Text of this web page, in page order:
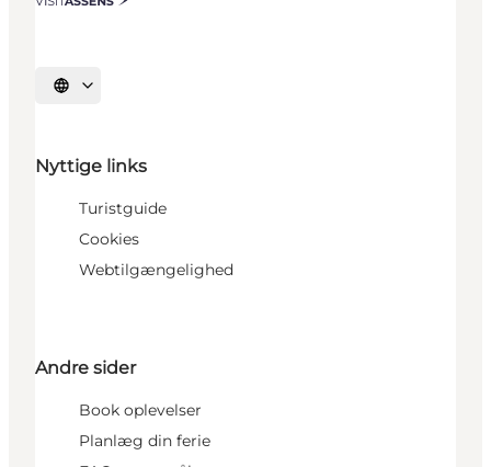
Vælg sprog
Nyttige links
Turistguide
Cookies
Webtilgængelighed
Andre sider
Book oplevelser
Planlæg din ferie